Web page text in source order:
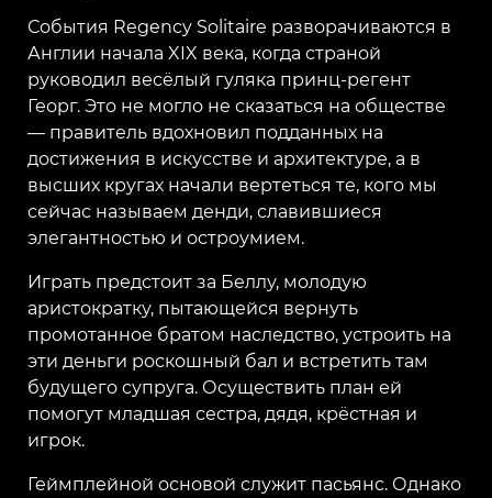
События Regency Solitaire разворачиваются в
Англии начала XIX века, когда страной
руководил весёлый гуляка принц-регент
Георг. Это не могло не сказаться на обществе
— правитель вдохновил подданных на
достижения в искусстве и архитектуре, а в
высших кругах начали вертеться те, кого мы
сейчас называем денди, славившиеся
элегантностью и остроумием.
Играть предстоит за Беллу, молодую
аристократку, пытающейся вернуть
промотанное братом наследство, устроить на
эти деньги роскошный бал и встретить там
будущего супруга. Осуществить план ей
помогут младшая сестра, дядя, крёстная и
игрок.
Геймплейной основой служит пасьянс. Однако